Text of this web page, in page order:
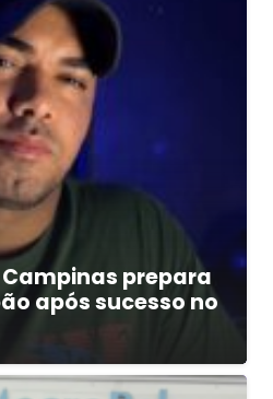
prepara
após sucesso no